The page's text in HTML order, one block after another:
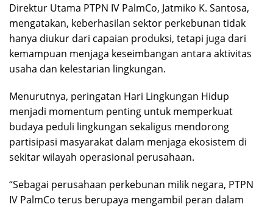
Direktur Utama PTPN IV PalmCo, Jatmiko K. Santosa,
mengatakan, keberhasilan sektor perkebunan tidak
hanya diukur dari capaian produksi, tetapi juga dari
kemampuan menjaga keseimbangan antara aktivitas
usaha dan kelestarian lingkungan.
Menurutnya, peringatan Hari Lingkungan Hidup
menjadi momentum penting untuk memperkuat
budaya peduli lingkungan sekaligus mendorong
partisipasi masyarakat dalam menjaga ekosistem di
sekitar wilayah operasional perusahaan.
“Sebagai perusahaan perkebunan milik negara, PTPN
IV PalmCo terus berupaya mengambil peran dalam